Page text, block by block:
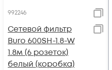
992246
Сетевой фильтр
Buro 600SH-1.8-W
1.8м (6 розеток)
белый (коробка)